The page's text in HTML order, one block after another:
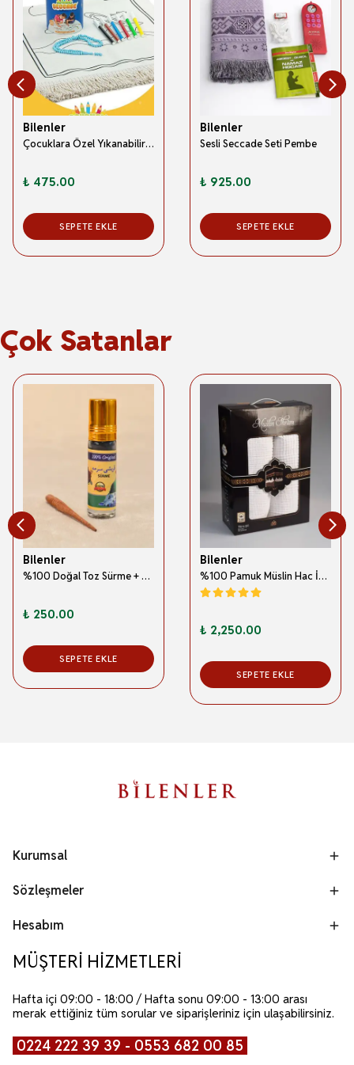
Bilenler
Çocuklara Özel Yıkanabilir Boyamalı Seccade Seti Mavi
₺ 475.00
SEPETE EKLE
Bilenler
Sesli Seccade Seti Pembe
₺ 925.00
SEPETE EKLE
Çok Satanlar
Bilenler
%100 Doğal Toz Sürme + Ahşap Sürme Çubuğu | Geleneksel ve Orijinal Göz Sürmesi
₺ 250.00
SEPETE EKLE
Bilenler
%100 Pamuk Müslin Hac İhramı – Hafif; Dikişsiz ve Antibakteriyel
₺ 2,250.00
SEPETE EKLE
Kurumsal
Sözleşmeler
Hesabım
MÜŞTERİ HİZMETLERİ
Hafta içi 09:00 - 18:00 / Hafta sonu 09:00 - 13:00 arası
merak ettiğiniz tüm sorular ve siparişleriniz için ulaşabilirsiniz.
0224 222 39 39 - 0553 682 00 85